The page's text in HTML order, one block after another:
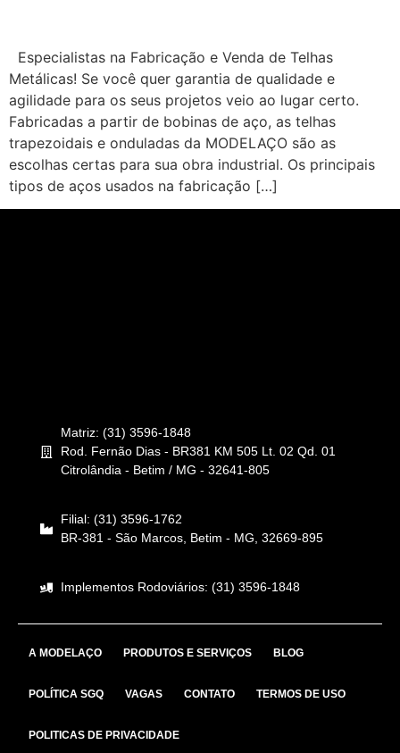
Especialistas na Fabricação e Venda de Telhas
Metálicas! Se você quer garantia de qualidade e
agilidade para os seus projetos veio ao lugar certo.
Fabricadas a partir de bobinas de aço, as telhas
trapezoidais e onduladas da MODELAÇO são as
escolhas certas para sua obra industrial. Os principais
tipos de aços usados na fabricação […]
Matriz: (31) 3596-1848
Rod. Fernão Dias - BR381 KM 505 Lt. 02 Qd. 01
Citrolândia - Betim / MG - 32641-805
Filial: (31) 3596-1762
BR-381 - São Marcos, Betim - MG, 32669-895
Implementos Rodoviários: (31) 3596-1848
A MODELAÇO PRODUTOS E SERVIÇOS BLOG
POLÍTICA SGQ VAGAS CONTATO TERMOS DE USO
POLITICAS DE PRIVACIDADE